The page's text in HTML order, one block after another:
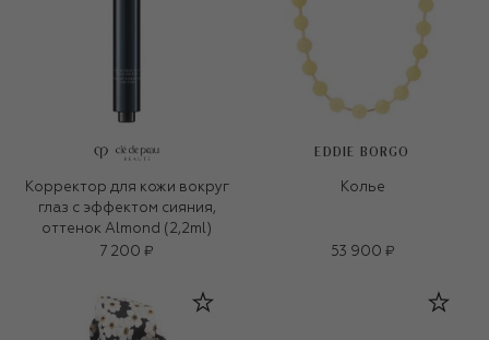
Корректор для кожи вокруг
глаз с эффектом сияния,
оттенок Almond (2,2ml)
7 200 ₽
EDDIE BORGO
Колье
53 900 ₽